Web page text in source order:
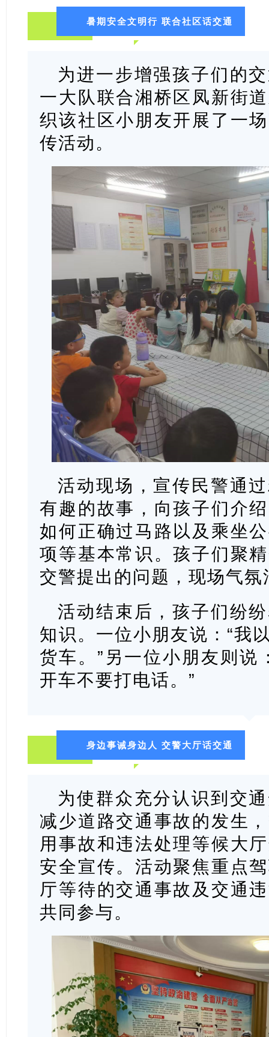
暑期安全文明行 联合社区话交通
为进一步增强孩子们的
一大队联合湘桥区凤新街
织该社区小朋友开展了一
传活动。
活动现场，宣传民警通
有趣的故事，向孩子们介
如何正确过马路以及乘坐
项等基本常识。孩子们聚
交警提出的问题，现场气氛
活动结束后，孩子们纷
知识。一位小朋友说：“我
货车。”另一位小朋友则说
开车不要打电话。”
身边事诫身边人 交警大厅话交通
为使群众充分认识到交
减少道路交通事故的发生
用事故和违法处理等候大
安全宣传。活动聚焦重点
厅等待的交通事故及交通
共同参与。